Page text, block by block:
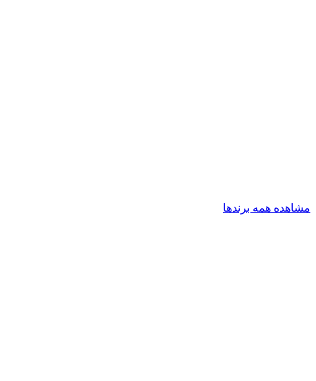
مشاهده همه برندها